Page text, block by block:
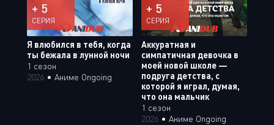
+ 5
СЕРИЯ
Я влюбился в тебя, когда
ты бежала в лунной ночи
1 сезон
2026 • Аниме Ongoing
+ 5
СЕРИЯ
Аккуратная и
симпатичная девочка в
моей новой школе —
подруга детства, с
которой я играл, думая,
что она мальчик
1 сезон
2026 • Аниме Ongoing